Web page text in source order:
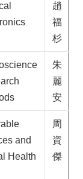
趙
福
杉
朱
麗
安
and
Health
周
資
傑